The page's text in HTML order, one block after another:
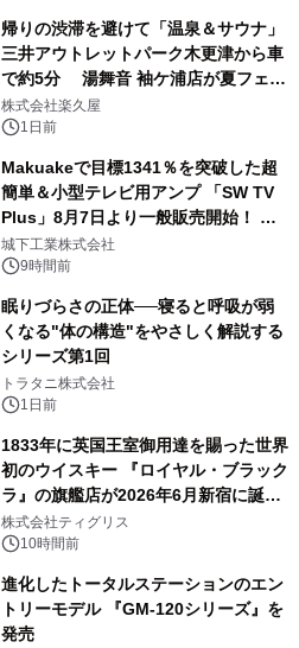
帰りの渋滞を避けて「温泉＆サウナ」
三井アウトレットパーク木更津から車
で約5分 湯舞音 袖ケ浦店が夏フェア
メニューを提供
株式会社楽久屋
1日前
Makuakeで目標1341％を突破した超
簡単＆小型テレビ用アンプ 「SW TV
Plus」8月7日より一般販売開始！ ケ
ーブル1本つなぐだけ、テレビの音が
ぐっと豊かに
城下工業株式会社
9時間前
眠りづらさの正体──寝ると呼吸が弱
くなる"体の構造"をやさしく解説する
シリーズ第1回
トラタニ株式会社
1日前
1833年に英国王室御用達を賜った世界
初のウイスキー 『ロイヤル・ブラック
ラ』の旗艦店が2026年6月新宿に誕
生 バカルディ ジャパンと連携した
没入型バー「BAR Arca」
株式会社ティグリス
10時間前
進化したトータルステーションのエン
トリーモデル 『GM-120シリーズ』を
発売